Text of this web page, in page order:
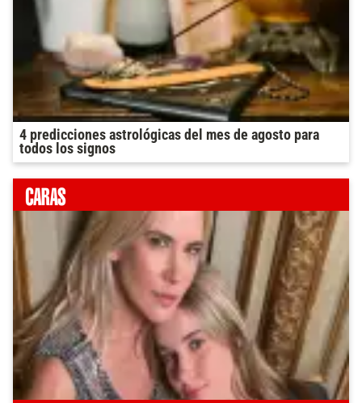
4 predicciones astrológicas del mes de agosto para
todos los signos